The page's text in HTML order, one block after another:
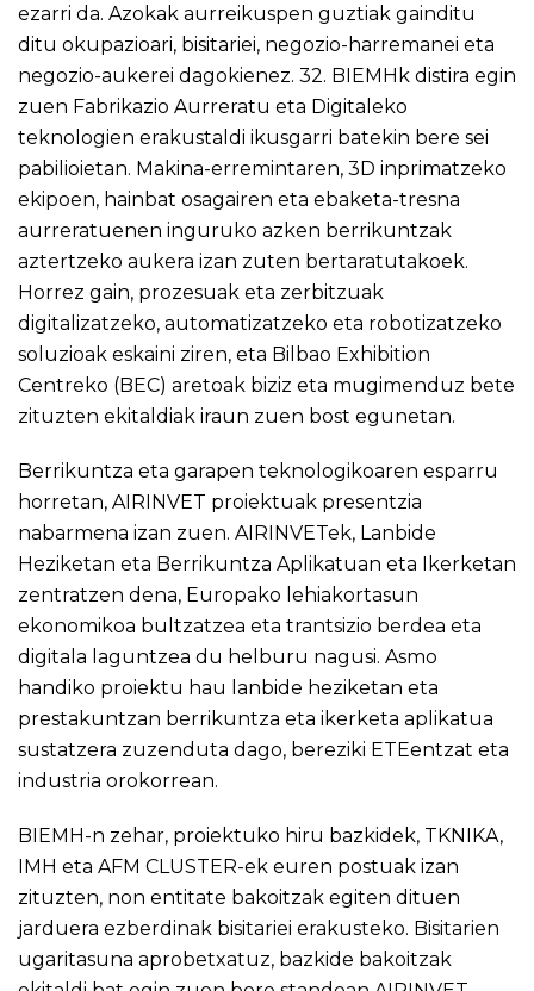
ezarri da. Azokak aurreikuspen guztiak gainditu
ditu okupazioari, bisitariei, negozio-harremanei eta
negozio-aukerei dagokienez. 32. BIEMHk distira egin
zuen Fabrikazio Aurreratu eta Digitaleko
teknologien erakustaldi ikusgarri batekin bere sei
pabilioietan. Makina-erremintaren, 3D inprimatzeko
ekipoen, hainbat osagairen eta ebaketa-tresna
aurreratuenen inguruko azken berrikuntzak
aztertzeko aukera izan zuten bertaratutakoek.
Horrez gain, prozesuak eta zerbitzuak
digitalizatzeko, automatizatzeko eta robotizatzeko
soluzioak eskaini ziren, eta Bilbao Exhibition
Centreko (BEC) aretoak biziz eta mugimenduz bete
zituzten ekitaldiak iraun zuen bost egunetan.
Berrikuntza eta garapen teknologikoaren esparru
horretan, AIRINVET proiektuak presentzia
nabarmena izan zuen. AIRINVETek, Lanbide
Heziketan eta Berrikuntza Aplikatuan eta Ikerketan
zentratzen dena, Europako lehiakortasun
ekonomikoa bultzatzea eta trantsizio berdea eta
digitala laguntzea du helburu nagusi. Asmo
handiko proiektu hau lanbide heziketan eta
prestakuntzan berrikuntza eta ikerketa aplikatua
sustatzera zuzenduta dago, bereziki ETEentzat eta
industria orokorrean.
BIEMH-n zehar, proiektuko hiru bazkidek, TKNIKA,
IMH eta AFM CLUSTER-ek euren postuak izan
zituzten, non entitate bakoitzak egiten dituen
jarduera ezberdinak bisitariei erakusteko. Bisitarien
ugaritasuna aprobetxatuz, bazkide bakoitzak